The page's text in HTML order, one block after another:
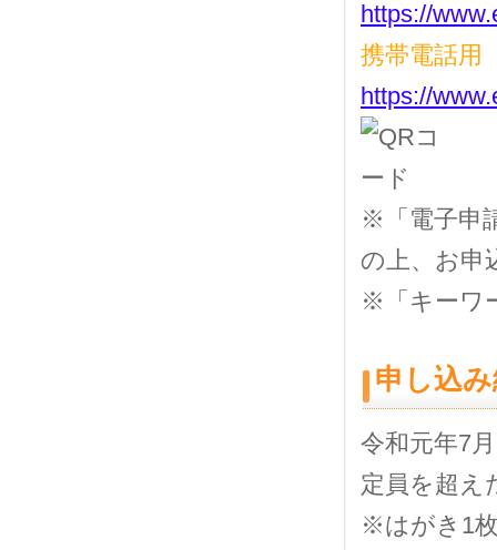
https://
携帯電話用
https://
※「電子申
の上、お申
※「キーワ
申し込
令和元年7
定員を超え
※はがき1